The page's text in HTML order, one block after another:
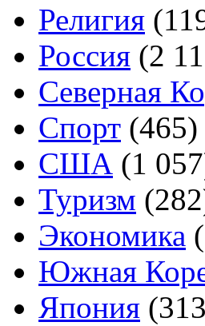
Религия
Россия (2
Северная
Спорт (465)
США (1
Туризм
Экономика
Южная
Япония